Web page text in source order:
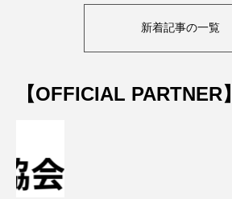
新着記事の一覧
【OFFICIAL PARTNER】